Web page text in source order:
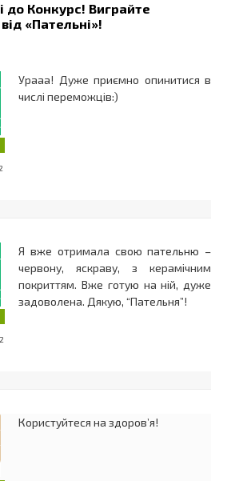
до Конкурс! Виграйте
«Пательні»!
Урааа! Дуже приємно опинитися в
числі переможців:)
Я вже отримала свою пательню –
червону, яскраву, з керамічним
покриттям. Вже готую на ній, дуже
задоволена. Дякую, “Пательня”!
Користуйтеся на здоров’я!